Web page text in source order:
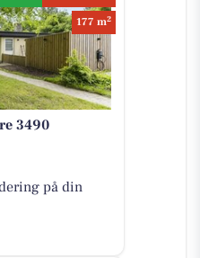
177 m2
3490
på din